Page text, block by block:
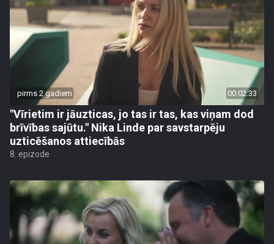
pirms 2 gadiem 00:02:33
"Vīrietim ir jāuzticas, jo tas ir tas, kas viņam dod
brīvības sajūtu." Nika Linde par savstarpēju
uzticēšanos attiecībās
8. epizode